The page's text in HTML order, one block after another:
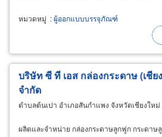
หมวดหมู่ :ผู้ออกแบบบรรจุภัณฑ์
บริษัท ซี ที เอส กล่องกระดาษ (เชีย
จำกัด
ตำบลต้นเปา อำเภอสันกำแพง จังหวัดเชียงใหม่
ผลิตและจำหน่าย กล่องกระดาษลูกฟูก กระดาษ